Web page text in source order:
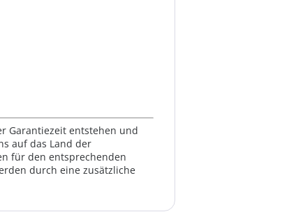
Garantiezeit entstehen und
auf das Land der
für den entsprechenden
durch eine zusätzliche